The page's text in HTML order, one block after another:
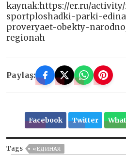
kaynak:https://er.ru/
sportploshadki-parki-
proveryaet-obekty-
regionah
Paylaş:
Facebook Twitter
Tags
«ЕДИНАЯ